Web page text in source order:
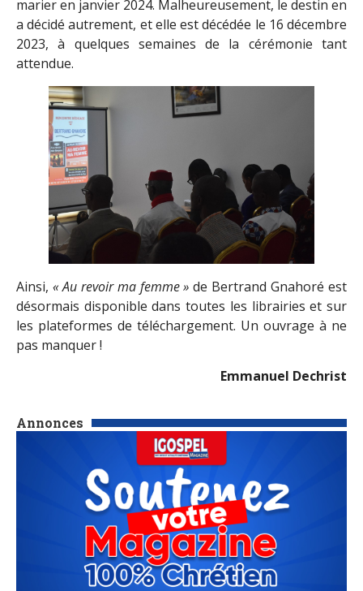
Annonces
marier en janvier 2024. Malheureusement, le destin en
a décidé autrement, et elle est décédée le 16 décembre
2023, à quelques semaines de la cérémonie tant
attendue.
Ainsi, « Au revoir ma femme » de Bertrand Gnahoré est
désormais disponible dans toutes les librairies et sur
les plateformes de téléchargement. Un ouvrage à ne
pas manquer !
Emmanuel Dechrist